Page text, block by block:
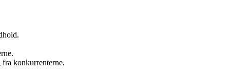
konkurrenterne.